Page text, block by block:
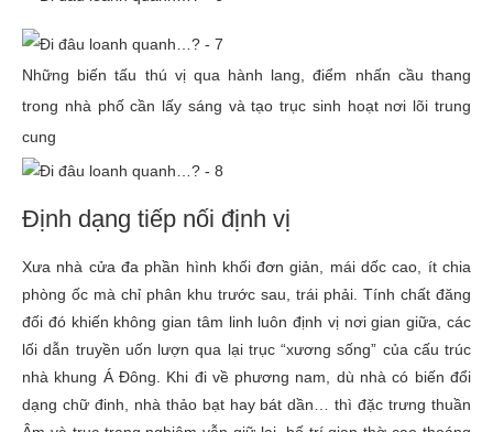
Những biến tấu thú vị qua hành lang, điểm nhấn cầu thang
trong nhà phố cần lấy sáng và tạo trục sinh hoạt nơi lõi trung
cung
Định dạng tiếp nối định vị
Xưa nhà cửa đa phần hình khối đơn giản, mái dốc cao, ít chia
phòng ốc mà chỉ phân khu trước sau, trái phải. Tính chất đăng
đối đó khiến không gian tâm linh luôn định vị nơi gian giữa, các
lối dẫn truyền uốn lượn qua lại trục “xương sống” của cấu trúc
nhà khung Á Đông. Khi đi về phương nam, dù nhà có biến đổi
dạng chữ đinh, nhà thảo bạt hay bát dần… thì đặc trưng thuần